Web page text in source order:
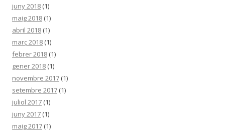
juny 2018 (1)
maig 2018 (1)
abril 2018 (1)
març 2018 (1)
febrer 2018 (1)
gener 2018 (1)
novembre 2017 (1)
setembre 2017 (1)
juliol 2017 (1)
juny 2017 (1)
maig 2017 (1)